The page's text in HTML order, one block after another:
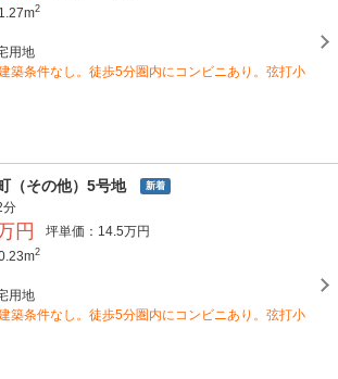
2
用地
築条件なし。徒歩5分圏内にコンビニあり。弦打小
（その他）5号地 新着
分
円
坪単価：14.5万円
2
用地
築条件なし。徒歩5分圏内にコンビニあり。弦打小